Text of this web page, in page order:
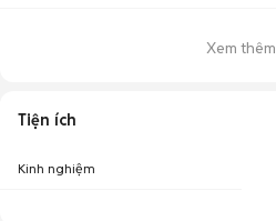
Xem thêm
Tiện ích
Kinh nghiệm